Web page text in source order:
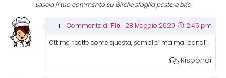
Lascia il tuo commento su Girelle sfoglia pesto e brie
Commento di Flo 28 Maggio 2020 2:45 pm
Ottime ricette come questa, semplici ma mai banali
Rispondi